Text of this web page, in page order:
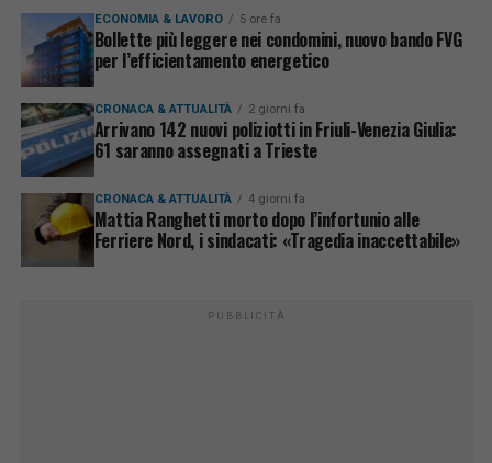
ECONOMIA & LAVORO 5 ore fa
Bollette più leggere nei condomini, nuovo bando FVG
per l’efficientamento energetico
CRONACA & ATTUALITÀ 2 giorni fa
Arrivano 142 nuovi poliziotti in Friuli-Venezia Giulia:
61 saranno assegnati a Trieste
CRONACA & ATTUALITÀ 4 giorni fa
Mattia Ranghetti morto dopo l’infortunio alle
Ferriere Nord, i sindacati: «Tragedia inaccettabile»
PUBBLICITÀ